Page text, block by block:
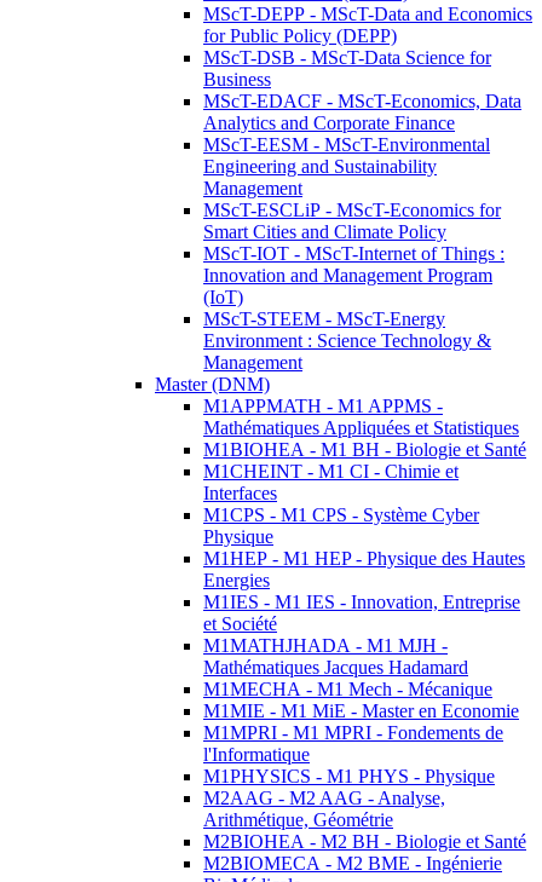
MScT-DEPP - MScT-Data and Economics
for Public Policy (DEPP)
MScT-DSB - MScT-Data Science for
Business
MScT-EDACF - MScT-Economics, Data
Analytics and Corporate Finance
MScT-EESM - MScT-Environmental
Engineering and Sustainability
Management
MScT-ESCLiP - MScT-Economics for
Smart Cities and Climate Policy
MScT-IOT - MScT-Internet of Things :
Innovation and Management Program
(IoT)
MScT-STEEM - MScT-Energy
Environment : Science Technology &
Management
Master (DNM)
M1APPMATH - M1 APPMS -
Mathématiques Appliquées et Statistiques
M1BIOHEA - M1 BH - Biologie et Santé
M1CHEINT - M1 CI - Chimie et
Interfaces
M1CPS - M1 CPS - Système Cyber
Physique
M1HEP - M1 HEP - Physique des Hautes
Energies
M1IES - M1 IES - Innovation, Entreprise
et Société
M1MATHJHADA - M1 MJH -
Mathématiques Jacques Hadamard
M1MECHA - M1 Mech - Mécanique
M1MIE - M1 MiE - Master en Economie
M1MPRI - M1 MPRI - Fondements de
l'Informatique
M1PHYSICS - M1 PHYS - Physique
M2AAG - M2 AAG - Analyse,
Arithmétique, Géométrie
M2BIOHEA - M2 BH - Biologie et Santé
M2BIOMECA - M2 BME - Ingénierie